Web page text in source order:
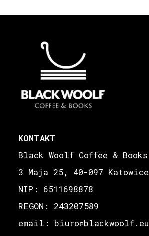
KONTAKT
Black Woolf Coffee & Books
3 Maja 25, 40-097 Katowice
NIP: 6511698878
REGON: 243207589
email: biuro@blackwoolf.eu